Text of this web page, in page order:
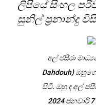
ලිපියේ සිංහල
සුනිල් ප්‍රනාන්දු
අල් ජසීරා
Dahdouh)
සිටී. ඔහු ද අල්
2024 ජනවාරි